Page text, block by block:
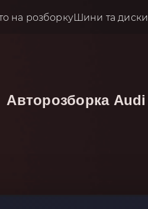
на розборкуШини та диски
Авторозборка Audi